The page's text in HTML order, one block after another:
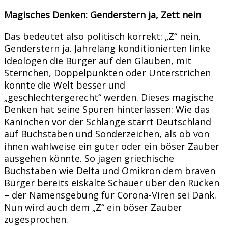
Magisches Denken: Genderstern ja, Zett nein
Das bedeutet also politisch korrekt: „Z“ nein,
Genderstern ja. Jahrelang konditionierten linke
Ideologen die Bürger auf den Glauben, mit
Sternchen, Doppelpunkten oder Unterstrichen
könnte die Welt besser und
„geschlechtergerecht“ werden. Dieses magische
Denken hat seine Spuren hinterlassen: Wie das
Kaninchen vor der Schlange starrt Deutschland
auf Buchstaben und Sonderzeichen, als ob von
ihnen wahlweise ein guter oder ein böser Zauber
ausgehen könnte. So jagen griechische
Buchstaben wie Delta und Omikron dem braven
Bürger bereits eiskalte Schauer über den Rücken
– der Namensgebung für Corona-Viren sei Dank.
Nun wird auch dem „Z“ ein böser Zauber
zugesprochen.